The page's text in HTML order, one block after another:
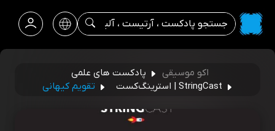
اکو موسیقی
پادکست های علمی
StringCast | استرینگ‌کست
تقویم کیهانی